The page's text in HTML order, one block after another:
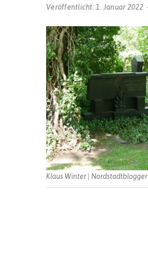
Veröffentlicht: 1. Januar 2022
Klaus Winter | Nordstadtblogger